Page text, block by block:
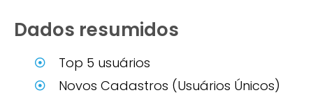
Dados resumidos
Top 5 usuários
Novos Cadastros (Usuários Únicos)